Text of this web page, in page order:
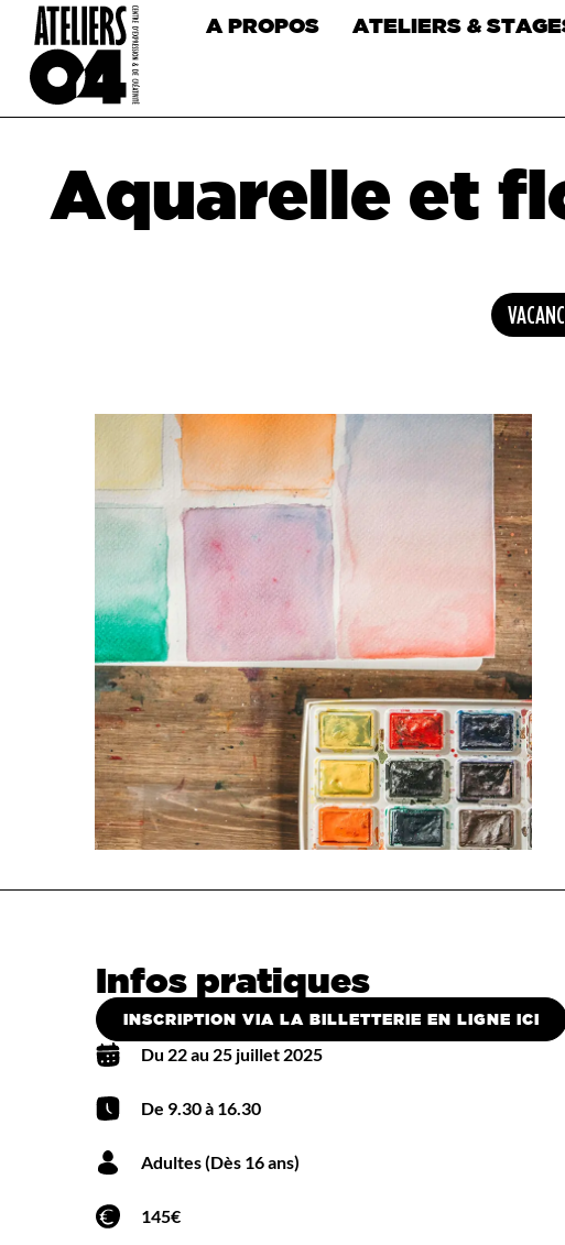
A PROPOS ATELIERS &
Aquarelle et
Infos pratiques
INSCRIPTION VIA LA BILLETTERIE EN LIGNE ICI
Du 22 au 25 juillet 2025
De 9.30 à 16.30
Adultes (Dès 16 ans)
145€